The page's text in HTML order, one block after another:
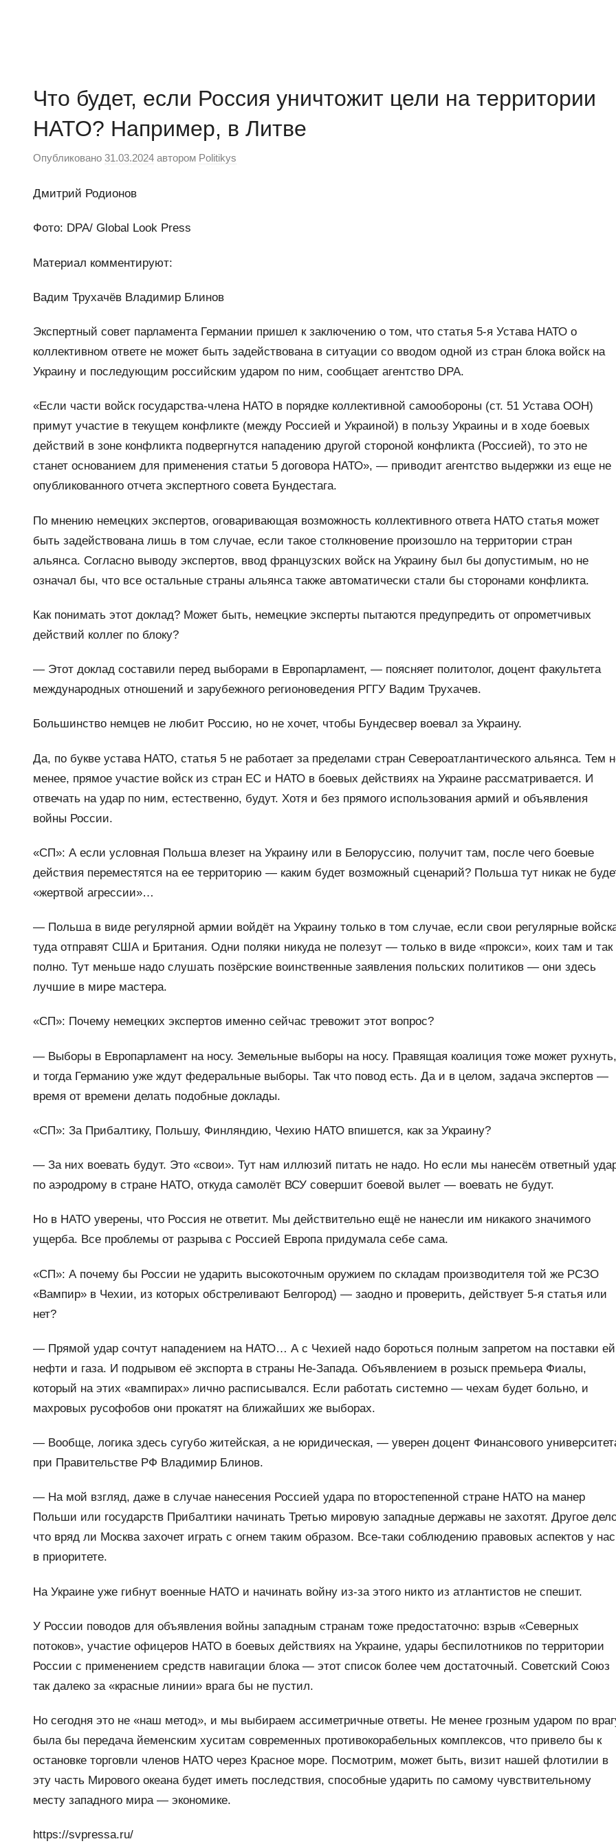
WordPress
Что будет, если Россия уничтожит цели на территории
НАТО? Например, в Литве
Опубликовано 31.03.2024 автором Politikys
Дмитрий Родионов
Фото: DPA/ Global Look Press
Материал комментируют:
Вадим Трухачёв Владимир Блинов
Экспертный совет парламента Германии пришел к заключению о том, что статья 5-я Устава НАТО о
коллективном ответе не может быть задействована в ситуации со вводом одной из стран блока войск на
Украину и последующим российским ударом по ним, сообщает агентство DPA.
«Если части войск государства-члена НАТО в порядке коллективной самообороны (ст. 51 Устава ООН)
примут участие в текущем конфликте (между Россией и Украиной) в пользу Украины и в ходе боевых
действий в зоне конфликта подвергнутся нападению другой стороной конфликта (Россией), то это не
станет основанием для применения статьи 5 договора НАТО», — приводит агентство выдержки из еще не
опубликованного отчета экспертного совета Бундестага.
По мнению немецких экспертов, оговаривающая возможность коллективного ответа НАТО статья может
быть задействована лишь в том случае, если такое столкновение произошло на территории стран
альянса. Согласно выводу экспертов, ввод французских войск на Украину был бы допустимым, но не
означал бы, что все остальные страны альянса также автоматически стали бы сторонами конфликта.
Как понимать этот доклад? Может быть, немецкие эксперты пытаются предупредить от опрометчивых
действий коллег по блоку?
— Этот доклад составили перед выборами в Европарламент, — поясняет политолог, доцент факультета
международных отношений и зарубежного регионоведения РГГУ Вадим Трухачев.
Большинство немцев не любит Россию, но не хочет, чтобы Бундесвер воевал за Украину.
Да, по букве устава НАТО, статья 5 не работает за пределами стран Североатлантического альянса. Тем
менее, прямое участие войск из стран ЕС и НАТО в боевых действиях на Украине рассматривается. И
отвечать на удар по ним, естественно, будут. Хотя и без прямого использования армий и объявления
войны России.
«СП»: А если условная Польша влезет на Украину или в Белоруссию, получит там, после чего боевые
действия переместятся на ее территорию — каким будет возможный сценарий? Польша тут никак не
«жертвой агрессии»…
— Польша в виде регулярной армии войдёт на Украину только в том случае, если свои регулярные
туда отправят США и Британия. Одни поляки никуда не полезут — только в виде «прокси», коих там и так
полно. Тут меньше надо слушать позёрские воинственные заявления польских политиков — они здесь
лучшие в мире мастера.
«СП»: Почему немецких экспертов именно сейчас тревожит этот вопрос?
— Выборы в Европарламент на носу. Земельные выборы на носу. Правящая коалиция тоже может рухнуть,
и тогда Германию уже ждут федеральные выборы. Так что повод есть. Да и в целом, задача экспертов —
время от времени делать подобные доклады.
«СП»: За Прибалтику, Польшу, Финляндию, Чехию НАТО впишется, как за Украину?
— За них воевать будут. Это «свои». Тут нам иллюзий питать не надо. Но если мы нанесём ответный
по аэродрому в стране НАТО, откуда самолёт ВСУ совершит боевой вылет — воевать не будут.
Но в НАТО уверены, что Россия не ответит. Мы действительно ещё не нанесли им никакого значимого
ущерба. Все проблемы от разрыва с Россией Европа придумала себе сама.
«СП»: А почему бы России не ударить высокоточным оружием по складам производителя той же РСЗО
«Вампир» в Чехии, из которых обстреливают Белгород) — заодно и проверить, действует 5-я статья или
нет?
— Прямой удар сочтут нападением на НАТО… А с Чехией надо бороться полным запретом на поставки ей
нефти и газа. И подрывом её экспорта в страны Не-Запада. Объявлением в розыск премьера Фиалы,
который на этих «вампирах» лично расписывался. Если работать системно — чехам будет больно, и
махровых русофобов они прокатят на ближайших же выборах.
— Вообще, логика здесь сугубо житейская, а не юридическая, — уверен доцент Финансового
при Правительстве РФ Владимир Блинов.
— На мой взгляд, даже в случае нанесения Россией удара по второстепенной стране НАТО на манер
Польши или государств Прибалтики начинать Третью мировую западные державы не захотят. Другое
что вряд ли Москва захочет играть с огнем таким образом. Все-таки соблюдению правовых аспектов у нас
в приоритете.
На Украине уже гибнут военные НАТО и начинать войну из-за этого никто из атлантистов не спешит.
У России поводов для объявления войны западным странам тоже предостаточно: взрыв «Северных
потоков», участие офицеров НАТО в боевых действиях на Украине, удары беспилотников по территории
России с применением средств навигации блока — этот список более чем достаточный. Советский Союз
так далеко за «красные линии» врага бы не пустил.
Но сегодня это не «наш метод», и мы выбираем ассиметричные ответы. Не менее грозным ударом по
была бы передача йеменским хуситам современных противокорабельных комплексов, что привело бы к
остановке торговли членов НАТО через Красное море. Посмотрим, может быть, визит нашей флотилии в
эту часть Мирового океана будет иметь последствия, способные ударить по самому чувствительному
месту западного мира — экономике.
https://svpressa.ru/